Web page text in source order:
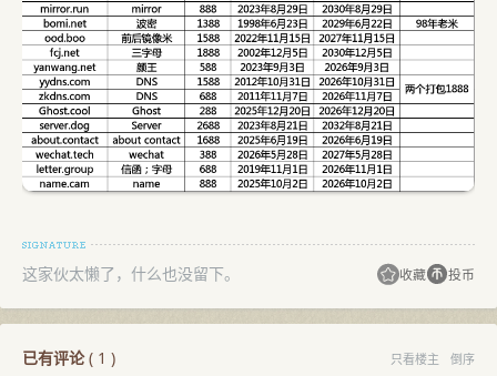
这家伙太懒了，什么也没留下。 收藏 投币
已有评论( 1 ) 只看楼主 倒序